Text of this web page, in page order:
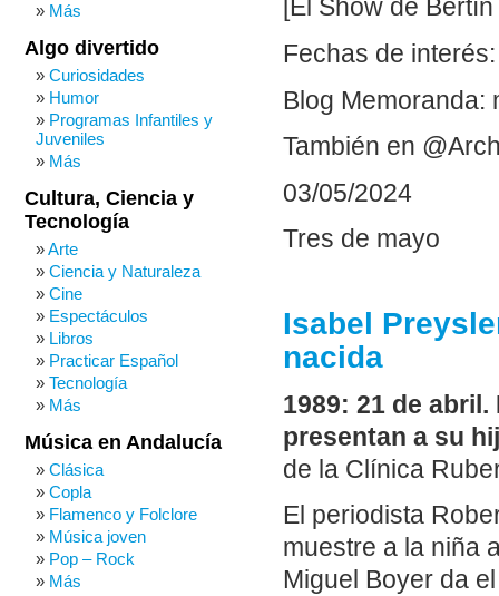
[El Show de
Fechas de
Blog Memoranda:
También en
03/05/2024
Tres de mayo
Isabel
nacida
1989: 21 de
presentan a su
de la Clínica
El periodista
muestre a la niña
Miguel Boyer da
Más
Algo divertido
Curiosidades
Humor
Programas Infantiles y
Juveniles
Más
Cultura, Ciencia y
Tecnología
Arte
Ciencia y Naturaleza
Cine
Espectáculos
Libros
Practicar Español
Tecnología
Más
Música en Andalucía
Clásica
Copla
Flamenco y Folclore
Música joven
Pop – Rock
Más